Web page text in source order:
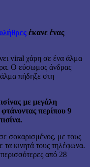
έκανε ένας
viral χάρη σε ένα άλμα
Ο εύσωμος άνδρας
πήδηξε στη
με μεγάλη
περίπου 9
σοκαρισμένος, με τους
τα κινητά τους τηλέφωνα.
από 28